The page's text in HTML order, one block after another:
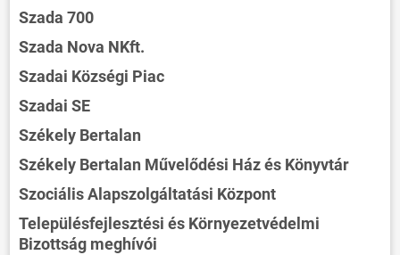
Szada 700
Szada Nova NKft.
Szadai Községi Piac
Szadai SE
Székely Bertalan
Székely Bertalan Művelődési Ház és Könyvtár
Szociális Alapszolgáltatási Központ
Településfejlesztési és Környezetvédelmi
Bizottság meghívói